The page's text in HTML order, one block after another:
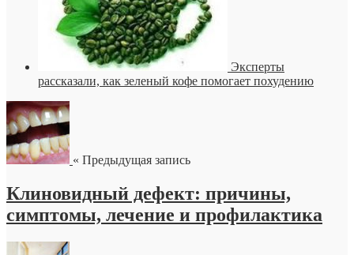
Эксперты
рассказали, как зеленый кофе помогает похудению
« Предыдущая запись
Клиновидный дефект: причины,
симптомы, лечение и профилактика